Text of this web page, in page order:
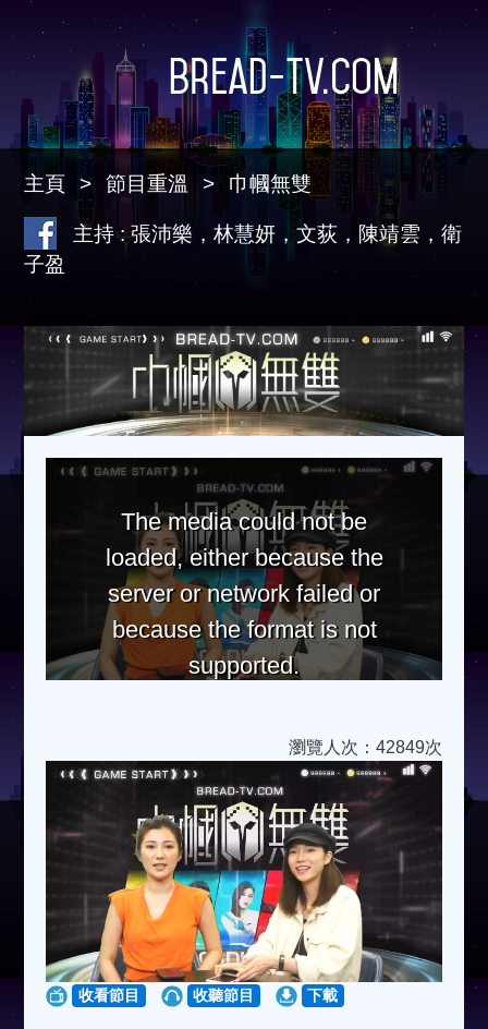
Bread-TV.com
主頁 節目重溫 巾幗無雙
主持 : 張沛樂，林慧妍，文荻，陳靖雲，衛
子盈
The media could not be
loaded, either because the
server or network failed or
because the format is not
supported.
瀏覽人次：42849次
收看節目 收聽節目 下載